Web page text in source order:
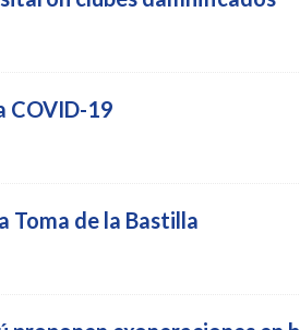
COVID-19
Toma de la Bastilla